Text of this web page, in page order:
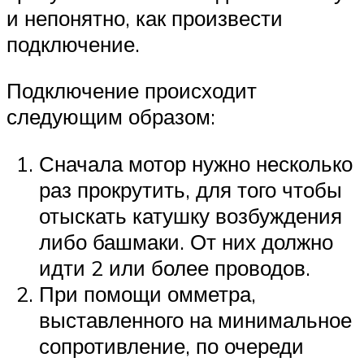
и непонятно, как произвести
подключение.
Подключение происходит
следующим образом:
Сначала мотор нужно несколько
раз прокрутить, для того чтобы
отыскать катушку возбуждения
либо башмаки. От них должно
идти 2 или более проводов.
При помощи омметра,
выставленного на минимальное
сопротивление, по очереди